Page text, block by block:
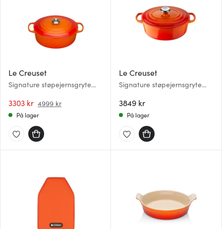
Le Creuset
Signature støpejernsgryte
3303 kr 4999 kr
På lager
Le Creuset
Signature støpejernsgryte
3849 kr
På lager